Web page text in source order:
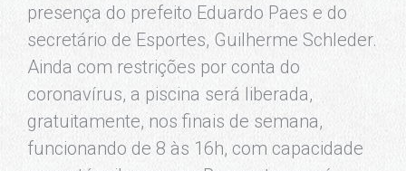
presença do prefeito Eduardo Paes e do
secretário de Esportes, Guilherme Schleder.
Ainda com restrições por conta do
coronavírus, a piscina será liberada,
gratuitamente, nos finais de semana,
funcionando de 8 às 16h, com capacidade